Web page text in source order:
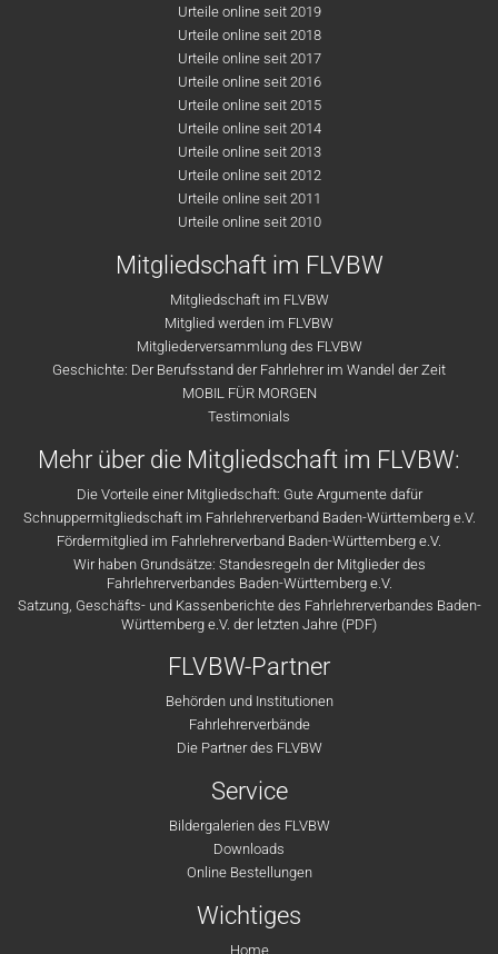
Urteile online seit 2019
Urteile online seit 2018
Urteile online seit 2017
Urteile online seit 2016
Urteile online seit 2015
Urteile online seit 2014
Urteile online seit 2013
Urteile online seit 2012
Urteile online seit 2011
Urteile online seit 2010
Mitgliedschaft im FLVBW
Mitgliedschaft im FLVBW
Mitglied werden im FLVBW
Mitgliederversammlung des FLVBW
Geschichte: Der Berufsstand der Fahrlehrer im Wandel der Zeit
MOBIL FÜR MORGEN
Testimonials
Mehr über die Mitgliedschaft im FLVBW:
Die Vorteile einer Mitgliedschaft: Gute Argumente dafür
Schnuppermitgliedschaft im Fahrlehrerverband Baden-Württemberg e.V.
Fördermitglied im Fahrlehrerverband Baden-Württemberg e.V.
Wir haben Grundsätze: Standesregeln der Mitglieder des
Fahrlehrerverbandes Baden-Württemberg e.V.
Satzung, Geschäfts- und Kassenberichte des Fahrlehrerverbandes Baden-
Württemberg e.V. der letzten Jahre (PDF)
FLVBW-Partner
Behörden und Institutionen
Fahrlehrerverbände
Die Partner des FLVBW
Service
Bildergalerien des FLVBW
Downloads
Online Bestellungen
Wichtiges
Home